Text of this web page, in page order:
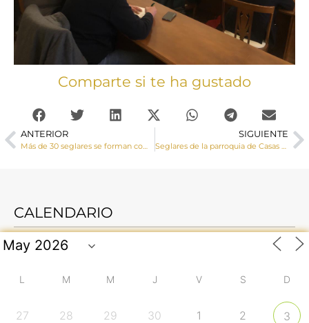
Comparte si te ha gustado
ANTERIOR
Más de 30 seglares se forman como lectores de la Palabra de Dios en El Provencio
SIGUIENTE
Seglares de la parroquia de Casas de Fernando Alonso se forman como lectores de la Palabra de Dios
CALENDARIO
L M M J V S D
27 28 29 30 1 2 3